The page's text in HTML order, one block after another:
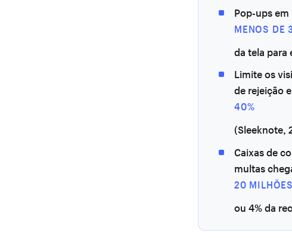
Pop-ups
MENOS DE
da tela para
Limite os
de rejeição
40%
(Sleeknote,
Caixas de
multas
20
ou 4% da